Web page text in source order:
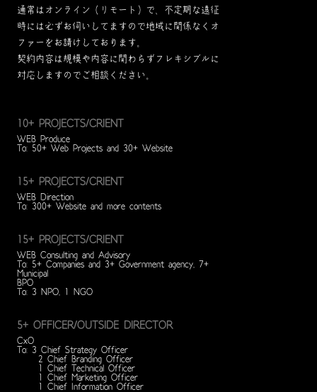
通常はオンライン（リモート）で、不定期な遠征
時には必ずお伺いしてますので地域に関係なくオ
ファーをお請けしております。
契約内容は規模や内容に関わらずフレキシブルに
対応しますのでご相談ください。
10+ PROJECTS/CRIENT
WEB Produce
To: 50+ Web Projects and 30+ Website
15+ PROJECTS/CRIENT
WEB Direction
To: 300+ Website and more contents
15+ PROJECTS/CRIENT
WEB Consulting and Advisory
To: 5+ Companies and 3+ Government agency, 7+
Municipal
BPO
To: 3 NPO, 1 NGO
5+ OFFICER/OUTSIDE DIRECTOR
CxO
To: 3 Chief Strategy Officer
2 Chief Branding Officer
1 Chief Technical Officer
1 Chief Marketing Officer
1 Chief Information Officer